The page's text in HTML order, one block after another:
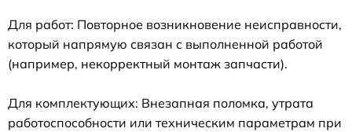
Для работ: Повторное возникновение неисправности,
который напрямую связан с выполненной работой
(например, некорректный монтаж запчасти).
Для комплектующих: Внезапная поломка, утрата
работоспособности или техническим параметрам при